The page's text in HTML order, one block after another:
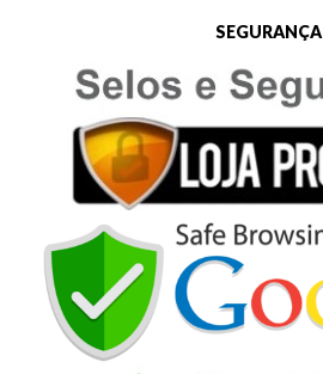
SEGURANÇA